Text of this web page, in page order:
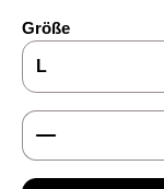
Größeauswählen
Produkt